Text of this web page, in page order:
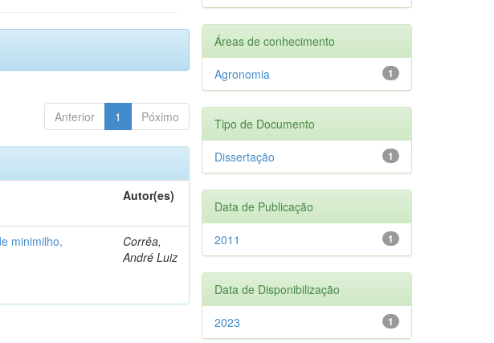
Anterior 1 Póximo
Autor(es)
minimilho,
Corrêa,
André Luiz
Áreas de conhecimento
1
Agronomia
Tipo de Documento
1
Dissertação
Data de Publicação
1
2011
Data de Disponibilização
1
2023